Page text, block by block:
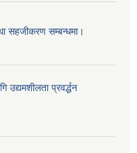
सहजीकरण सम्बन्धमा।
उद्यमशीलता प्रवर्द्धन